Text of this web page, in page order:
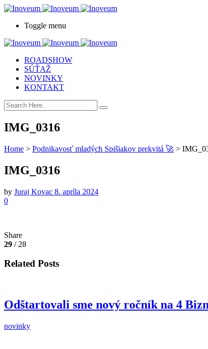
Toggle menu
ROADSHOW
SÚŤAŽ
NOVINKY
KONTAKT
IMG_0316
Home > Podnikavosť mladých Spišiakov prekvitá 🚀 >
IMG_0316
by Juraj Kovac 8. apríla 2024
0
Share
29 / 28
Related Posts
Odštartovali sme nový ročník na 4
novinky